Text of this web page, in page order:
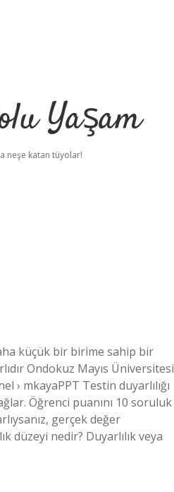
Yaşam
neşe katan tüyolar!
küçük bir birime sahip bir
Ondokuz Mayıs Üniversitesi
› mkayaPPT Testin duyarlılığı
Öğrenci puanını 10 soruluk
gerçek değer
nedir? Duyarlılık veya